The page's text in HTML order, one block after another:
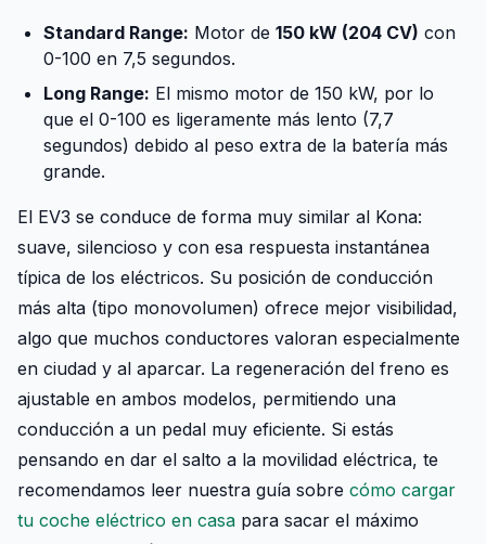
Standard Range: Motor de 150 kW (204 CV) con
0-100 en 7,5 segundos.
Long Range: El mismo motor de 150 kW, por lo
que el 0-100 es ligeramente más lento (7,7
segundos) debido al peso extra de la batería más
grande.
El EV3 se conduce de forma muy similar al Kona:
suave, silencioso y con esa respuesta instantánea
típica de los eléctricos. Su posición de conducción
más alta (tipo monovolumen) ofrece mejor visibilidad,
algo que muchos conductores valoran especialmente
en ciudad y al aparcar. La regeneración del freno es
ajustable en ambos modelos, permitiendo una
conducción a un pedal muy eficiente. Si estás
pensando en dar el salto a la movilidad eléctrica, te
recomendamos leer nuestra guía sobre cómo cargar
tu coche eléctrico en casa para sacar el máximo